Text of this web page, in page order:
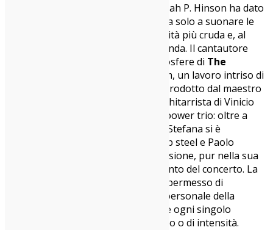
Ieri sera, alla Santeria di Milano, Micah P. Hinson ha dato
vita a un concerto che non si limitava solo a suonare le
sue canzoni ma a farne vivere la verità più cruda e, al
contempo, la sua bellezza più profonda. Il cantautore
Texano ha portato sul palco le atmosfere di The
, il suo ultimo album, un lavoro intriso di
malinconia ma anche di speranza, prodotto dal maestro
Alessandro “Asso” Stefana, storico chitarrista di Vinicio
Capossela. La formazione live è un power trio: oltre a
Micah alla chitarra e alla voce, Asso Stefana si è
destreggiato tra tastiere, banjo e lap steel e Paolo
Mongardi alla batteria, la cui percussione, pur nella sua
discrezione, ha sorretto ogni momento del concerto. La
scelta di una formazione ridotta ha permesso di
accentuare l’elemento più intimo e personale della
musica di Hinson, facendo emergere ogni singolo
dettaglio, ogni piccolo cambio di tono o di intensità.